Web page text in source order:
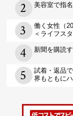
美容室で指
働く女性（
＜ライフス
新聞を購読
試着・返品
界もともに